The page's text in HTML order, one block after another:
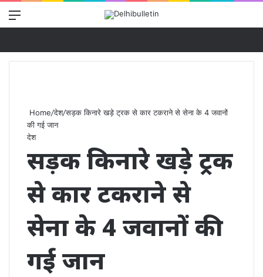
Menu
Home/देश/सड़क किनारे खड़े ट्रक से कार टकराने से सेना के 4 जवानों
की गई जान
देश
सड़क किनारे खड़े ट्रक
से कार टकराने से
सेना के 4 जवानों की
गई जान